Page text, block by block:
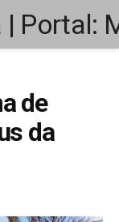
de
da